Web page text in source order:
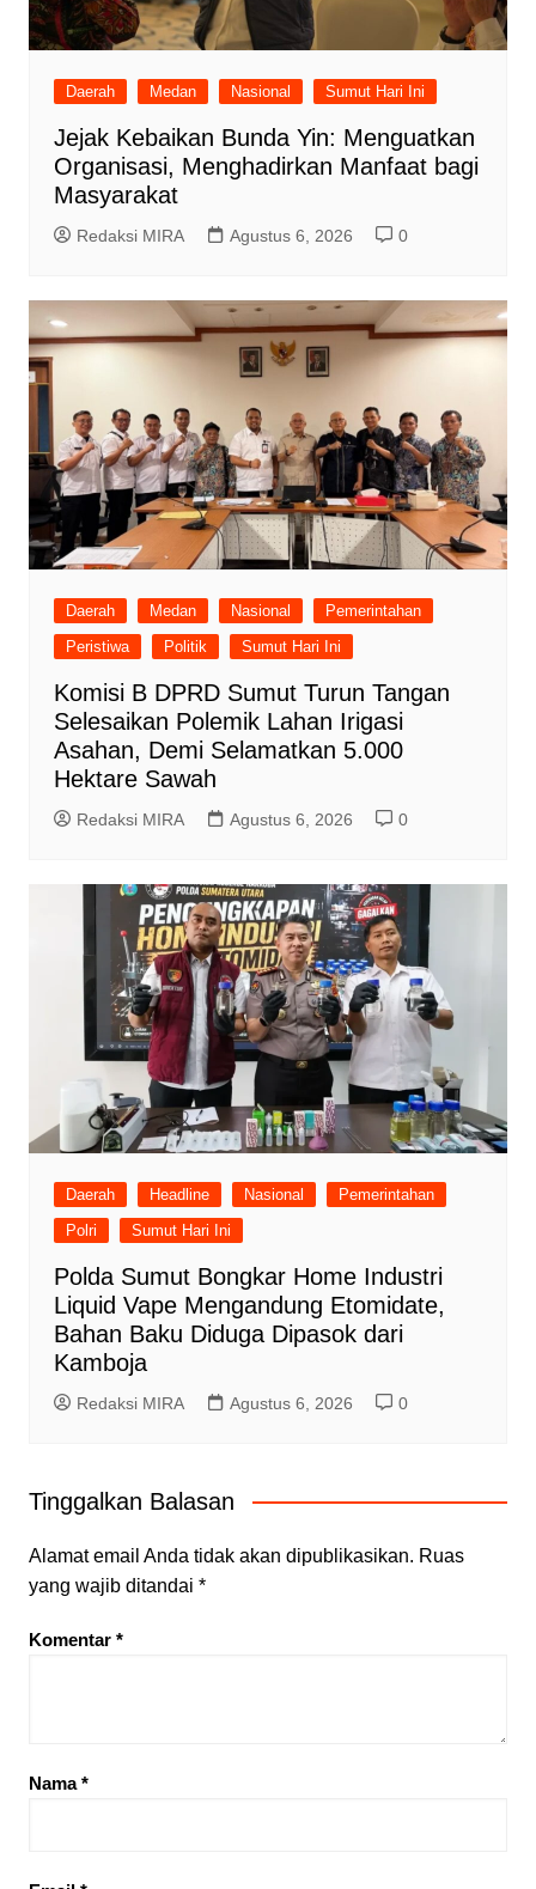
Daerah Medan Nasional Sumut Hari Ini
Jejak Kebaikan Bunda Yin: Menguatkan
Organisasi, Menghadirkan Manfaat bagi
Masyarakat
Redaksi MIRA Agustus 6, 2026 0
Daerah Medan Nasional
Pemerintahan
Peristiwa
Politik Sumut Hari Ini
Komisi B DPRD Sumut Turun Tangan
Selesaikan Polemik Lahan Irigasi
Asahan, Demi Selamatkan 5.000
Hektare Sawah
Redaksi MIRA Agustus 6, 2026 0
Daerah Headline Nasional
Pemerintahan
Polri
Sumut Hari Ini
Polda Sumut Bongkar Home Industri
Liquid Vape Mengandung Etomidate,
Bahan Baku Diduga Dipasok dari
Kamboja
Redaksi MIRA Agustus 6, 2026 0
Tinggalkan Balasan
Alamat email Anda tidak akan dipublikasikan. Ruas
yang wajib ditandai *
Komentar *
Nama*